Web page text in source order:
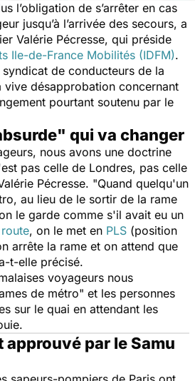
l’obligation de s’arrêter en cas
jusqu’à l’arrivée des secours, a
Valérie Pécresse, qui préside
Ile-de-France Mobilités (IDFM).
de conducteurs de la
vive désapprobation concernant
pourtant soutenu par le
qui va changer
nous avons une doctrine
pas celle de Londres, pas celle
Pécresse. "Quand quelqu'un
au lieu de le sortir de la rame
le garde comme s'il avait eu un
, on le met en PLS (position
arrête la rame et on attend que
t-elle précisé.
voyageurs nous
de métro" et les personnes
sur le quai en attendant les
approuvé par le Samu